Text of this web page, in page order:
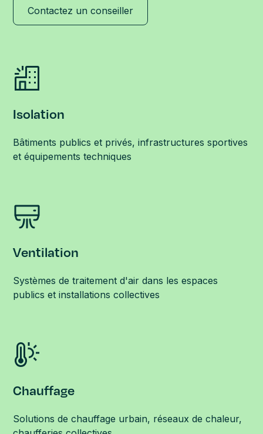
Contactez un conseiller
Isolation
Bâtiments publics et privés, infrastructures sportives
et équipements techniques
Ventilation
Systèmes de traitement d'air dans les espaces
publics et installations collectives
Chauffage
Solutions de chauffage urbain, réseaux de chaleur,